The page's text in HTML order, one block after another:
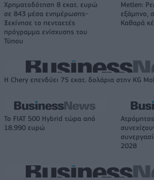
Χρηματοδότηση 8 εκατ. ευρώ
σε 843 μέσα ενημέρωσης-
Ξεκίνησε το πενταετές
πρόγραμμα ενίσχυσης του
Τύπου
Metlen:
εξάμηνο,
Καθαρά
Η Chery επενδύει 75 εκατ. δολάρια στην KG
Το FIAT 500 Hybrid τώρα από
18.990 ευρώ
2028